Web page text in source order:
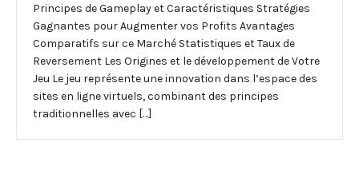
Principes de Gameplay et Caractéristiques Stratégies
Gagnantes pour Augmenter vos Profits Avantages
Comparatifs sur ce Marché Statistiques et Taux de
Reversement Les Origines et le développement de Votre
Jeu Le jeu représente une innovation dans l’espace des
sites en ligne virtuels, combinant des principes
traditionnelles avec […]